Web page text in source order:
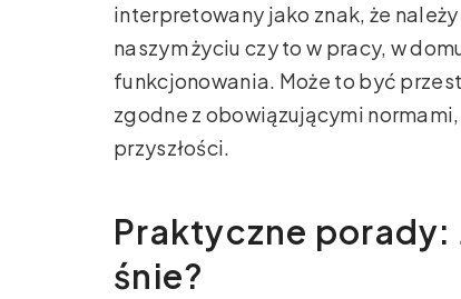
interpretowany jako znak, że
naszym życiu czy to w pracy, w
funkcjonowania. Może to być
zgodne z obowiązującymi
przyszłości.
Praktyczne porady:
śnie?